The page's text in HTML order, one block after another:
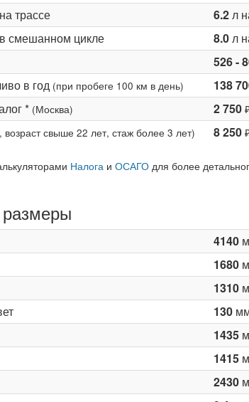
трассе
6.2л
смешанном цикле
8.0л
526 -
в год (при пробеге 100 км в день) 138
* (Москва) 2 750
возраст свыше 22 лет, стаж более 3 лет) 8 250
Налогаи ОСАГОдля более
4140
1680
1310
130
1435
1415
2430